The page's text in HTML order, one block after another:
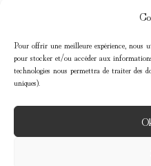
Pour offrir une meilleure expérience, nous
pour stocker et/ou accéder aux
technologies nous permettra de traiter des
uniques).